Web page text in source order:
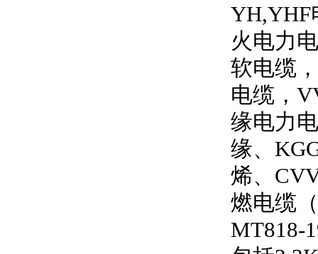
YH,YHF
火电力
软电缆，
电缆，
缘电力
缘、
烯、
燃电缆
MT818-